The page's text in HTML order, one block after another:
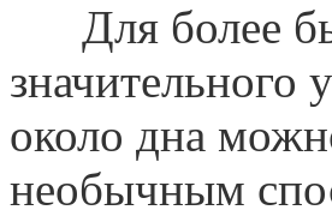
Для более
значительного
около дна
необычным